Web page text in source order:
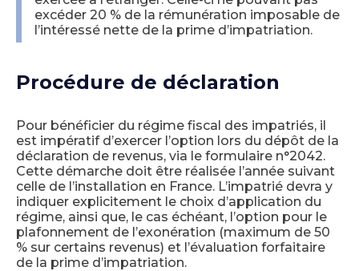
excéder 20 % de la rémunération imposable de
l’intéressé nette de la prime d’impatriation.
Procédure de déclaration
Pour bénéficier du régime fiscal des impatriés, il
est impératif d’exercer l’option lors du dépôt de la
déclaration de revenus, via le formulaire n°2042.
Cette démarche doit être réalisée l’année suivant
celle de l’installation en France. L’impatrié devra y
indiquer explicitement le choix d’application du
régime, ainsi que, le cas échéant, l’option pour le
plafonnement de l’exonération (maximum de 50
% sur certains revenus) et l’évaluation forfaitaire
de la prime d’impatriation.